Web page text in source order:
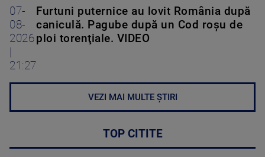
07-
08-
2026
21:27
Furtuni puternice au lovit România după
caniculă. Pagube după un Cod roşu de
ploi torenţiale. VIDEO
VEZI MAI MULTE ȘTIRI
TOP CITITE